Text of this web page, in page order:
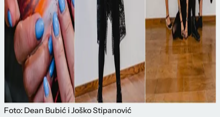
Foto: Dean Bubić i Joško Stipanović